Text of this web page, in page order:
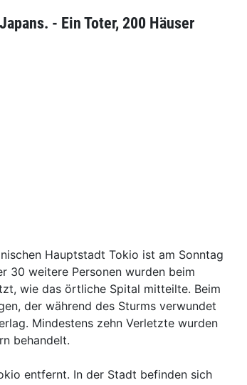
- Ein Toter, 200 Häuser
Hauptstadt Tokio ist am Sonntag
30 weitere Personen wurden beim
wie das örtliche Spital mitteilte. Beim
der während des Sturms verwundet
Mindestens zehn Verletzte wurden
behandelt.
entfernt. In der Stadt befinden sich